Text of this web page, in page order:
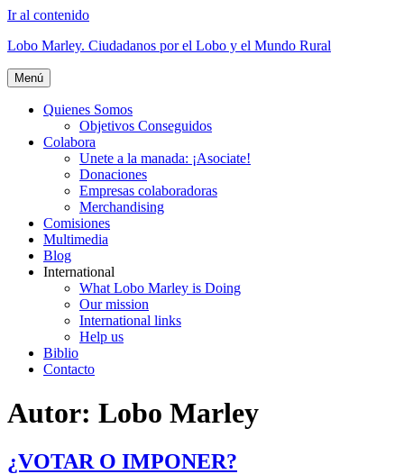
Ir al contenido
Lobo Marley. Ciudadanos por el Lobo y el Mundo Rural
Menú
Quienes Somos
Objetivos Conseguidos
Colabora
Unete a la manada: ¡Asociate!
Donaciones
Empresas colaboradoras
Merchandising
Comisiones
Multimedia
Blog
International
What Lobo Marley is Doing
Our mission
International links
Help us
Biblio
Contacto
Autor: Lobo Marley
¿VOTAR O IMPONER?